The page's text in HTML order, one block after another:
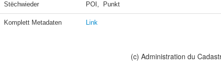
Stëchwieder POI,  Punkt
Komplett Metadaten Link
(c) Administration du